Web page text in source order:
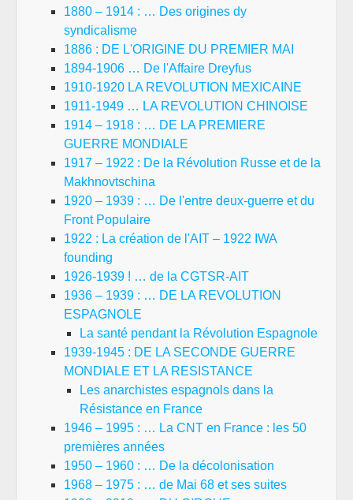
1880 – 1914 : … Des origines dy
syndicalisme
1886 : DE L'ORIGINE DU PREMIER MAI
1894-1906 … De l'Affaire Dreyfus
1910-1920 LA REVOLUTION MEXICAINE
1911-1949 … LA REVOLUTION CHINOISE
1914 – 1918 : … DE LA PREMIERE
GUERRE MONDIALE
1917 – 1922 : De la Révolution Russe et de la
Makhnovtschina
1920 – 1939 : … De l'entre deux-guerre et du
Front Populaire
1922 : La création de l'AIT – 1922 IWA
founding
1926-1939 ! … de la CGTSR-AIT
1936 – 1939 : … DE LA REVOLUTION
ESPAGNOLE
La santé pendant la Révolution Espagnole
1939-1945 : DE LA SECONDE GUERRE
MONDIALE ET LA RESISTANCE
Les anarchistes espagnols dans la
Résistance en France
1946 – 1995 : … La CNT en France : les 50
premières années
1950 – 1960 : … De la décolonisation
1968 – 1975 : … de Mai 68 et ses suites